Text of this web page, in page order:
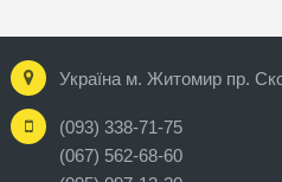
Україна м. Житомир пр.
(093) 338-71-75
(067) 562-68-60